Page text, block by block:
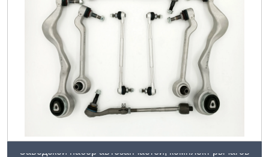
Заводской набор автозапчастей, комплект рычагов